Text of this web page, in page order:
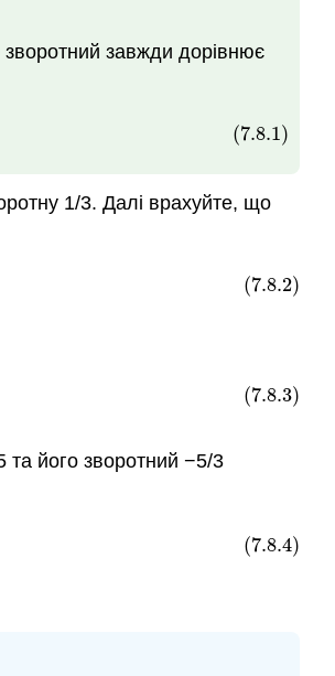
Проблеми
Проблеми
зворотний завжди дорівнює
(7.8.1)
1/3. Далі врахуйте, що
(7.8.2)
(7.8.3)
його зворотний −5/3
(7.8.4)